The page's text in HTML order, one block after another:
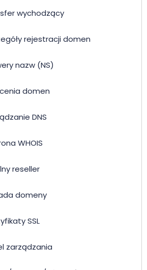
wychodzący
rejestracji domen
nazw (NS)
domen
DNS
WHOIS
reseller
domeny
SSL
zarządzania